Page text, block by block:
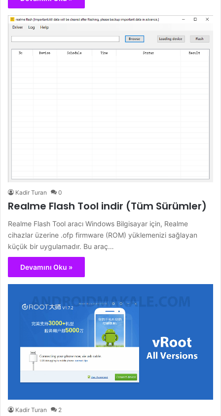
Kadir Turan 0
Realme Flash Tool indir (Tüm Sürümler)
Realme Flash Tool aracı Windows Bilgisayar için, Realme
cihazlar üzerine .ofp firmware (ROM) yüklemenizi sağlayan
küçük bir uygulamadır. Bu araç…
Devamını Oku »
Kadir Turan 2